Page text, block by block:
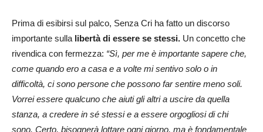
Prima di esibirsi sul palco, Senza Cri ha fatto un discorso
importante sulla libertà di essere se stessi. Un concetto che
rivendica con fermezza: “Sì, per me è importante sapere che,
come quando ero a casa e a volte mi sentivo solo o in
difficoltà, ci sono persone che possono far sentire meno soli.
Vorrei essere qualcuno che aiuti gli altri a uscire da quella
stanza, a credere in sé stessi e a essere orgogliosi di chi
sono. Certo, bisognerà lottare ogni giorno, ma è fondamentale